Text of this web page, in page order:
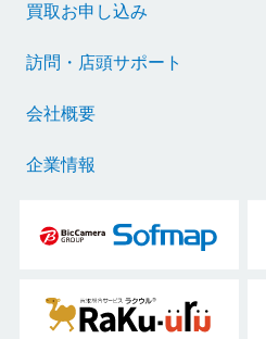
買取お申し込み
訪問・店頭サポート
会社概要
企業情報